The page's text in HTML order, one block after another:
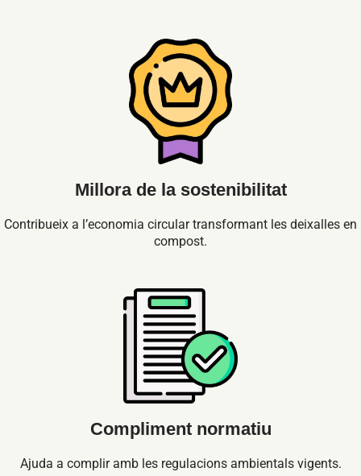
Millora de la sostenibilitat
Contribueix a l’economia circular transformant les deixalles en
compost.
Compliment normatiu
Ajuda a complir amb les regulacions ambientals vigents.